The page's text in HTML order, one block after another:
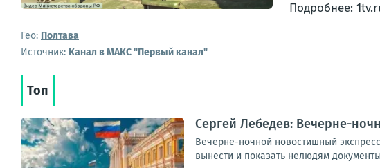
Подробнее:
Гео: Полтава
Источник: Канал в МАКС "Первый канал"
Топ
Сергей Лебедев: Вечерне-
Вечерне-ночной новостишный
вынести и показать нелюдям